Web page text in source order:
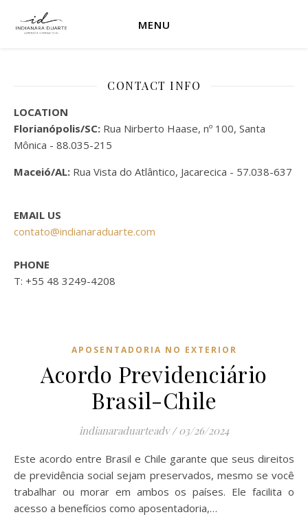
MENU
CONTACT INFO
LOCATION
Florianópolis/SC: Rua Nirberto Haase, nº 100, Santa
Mônica - 88.035-215
Maceió/AL: Rua Vista do Atlântico, Jacarecica - 57.038-637
EMAIL US
contato@indianaraduarte.com
PHONE
T: +55 48 3249-4208
APOSENTADORIA NO EXTERIOR
Acordo Previdenciário
Brasil-Chile
indianaraduarteadv / 03/26/2024
Este acordo entre Brasil e Chile garante que seus direitos
de previdência social sejam preservados, mesmo se você
trabalhar ou morar em ambos os países. Ele facilita o
acesso a benefícios como aposentadoria,…